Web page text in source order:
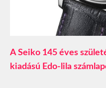
A Seiko 145 éves
kiadású Edo-lila